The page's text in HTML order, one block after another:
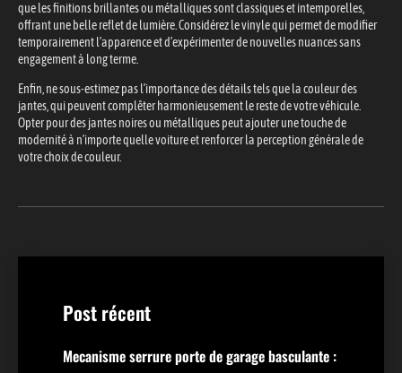
que les finitions brillantes ou métalliques sont classiques et intemporelles,
offrant une belle reflet de lumière. Considérez le vinyle qui permet de modifier
temporairement l’apparence et d’expérimenter de nouvelles nuances sans
engagement à long terme.
Enfin, ne sous-estimez pas l’importance des détails tels que la couleur des
jantes, qui peuvent complêter harmonieusement le reste de votre véhicule.
Opter pour des jantes noires ou métalliques peut ajouter une touche de
modernité à n’importe quelle voiture et renforcer la perception générale de
votre choix de couleur.
Post récent
Mecanisme serrure porte de garage basculante :